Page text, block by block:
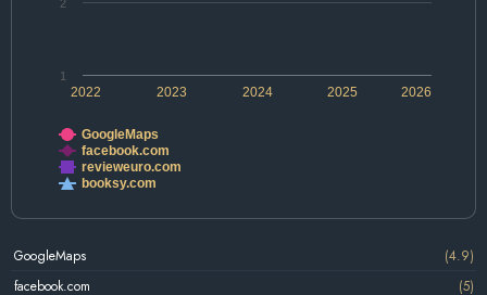
2022 2024 2026
2023 2025
1
2
GoogleMaps
facebook.com
revieweuro.com
booksy.com
GoogleMaps
(4.9)
facebook.com
(5)